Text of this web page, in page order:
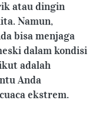
atau dingin
Namun,
bisa menjaga
dalam kondisi
adalah
Anda
ekstrem.